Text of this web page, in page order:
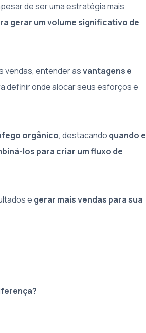
de ser uma estratégia mais
gerar um volume significativo de
vendas, entender asvantagens e
definir onde alocar seus esforços e
orgânico, destacando quando e
los para criar um fluxo de
e gerar mais vendas para sua